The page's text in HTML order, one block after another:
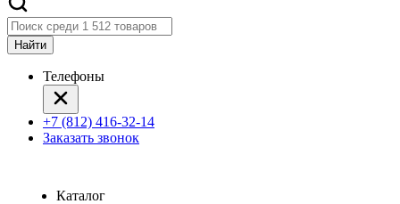
Найти
Телефоны
+7 (812) 416-32-14
Заказать звонок
Каталог